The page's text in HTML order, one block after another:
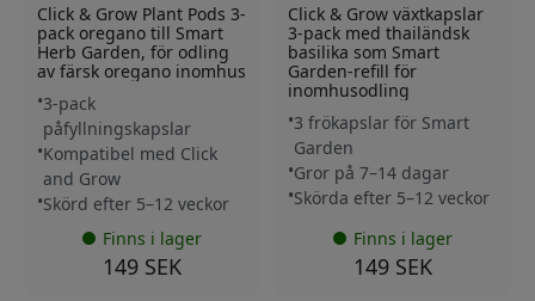
Click & Grow Plant Pods 3-
pack oregano till Smart
Herb Garden, för odling
av färsk oregano inomhus
3-pack
påfyllningskapslar
Kompatibel med Click
and Grow
Skörd efter 5–12 veckor
Finns i lager
149 SEK
Click & Grow växtkapslar
3-pack med thailändsk
basilika som Smart
Garden-refill för
inomhusodling
3 frökapslar för Smart
Garden
Gror på 7–14 dagar
Skörda efter 5–12 veckor
Finns i lager
149 SEK